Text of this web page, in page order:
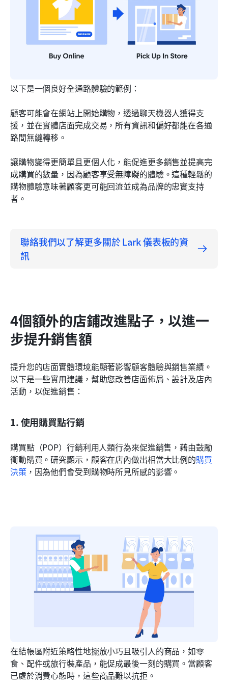
以下是一個良好全通路體驗的範例：
顧客可能會在網站上開始購物，透過聊天機器人獲得支
援，並在實體店面完成交易，所有資訊和偏好都能在各通
路間無縫轉移。
讓購物變得更簡單且更個人化，能促進更多銷售並提高完
成購買的數量，因為顧客享受無障礙的體驗。這種輕鬆的
購物體驗意味著顧客更可能回流並成為品牌的忠實支持
者。
聯絡我們以了解更多關於 Lark 儀表板的資
訊
4個額外的店鋪改進點子，以進一
步提升銷售額
提升您的店面實體環境能顯著影響顧客體驗與銷售業績。
以下是一些實用建議，幫助您改善店面佈局、設計及店內
活動，以促進銷售：
1. 使用購買點行銷
購買點（POP）行銷利用人類行為來促進銷售，藉由鼓勵
衝動購買。研究顯示，顧客在店內做出相當大比例的購買
決策，因為他們會受到購物時所見所感的影響。
在結帳區附近策略性地擺放小巧且吸引人的商品，如零
食、配件或旅行裝產品，能促成最後一刻的購買。當顧客
已處於消費心態時，這些商品難以抗拒。